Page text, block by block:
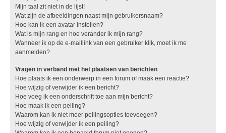
Mijn taal zit niet in de lijst!
Wat zijn de afbeeldingen naast mijn gebruikersnaam?
Hoe kan ik een avatar instellen?
Wat is mijn rang en hoe verander ik mijn rang?
Wanneer ik op de e-maillink van een gebruiker klik, moet ik me
aanmelden?
Vragen in verband met het plaatsen van berichten
Hoe plaats ik een onderwerp in een forum of maak een reactie?
Hoe wijzig of verwijder ik een bericht?
Hoe voeg ik een onderschrift toe aan mijn bericht?
Hoe maak ik een peiling?
Waarom kan ik niet meer peilingsopties toevoegen?
Hoe wijzig of verwijder ik een peiling?